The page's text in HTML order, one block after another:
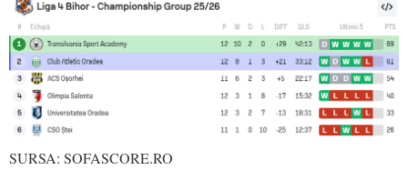
SURSA: SOFASCORE.RO